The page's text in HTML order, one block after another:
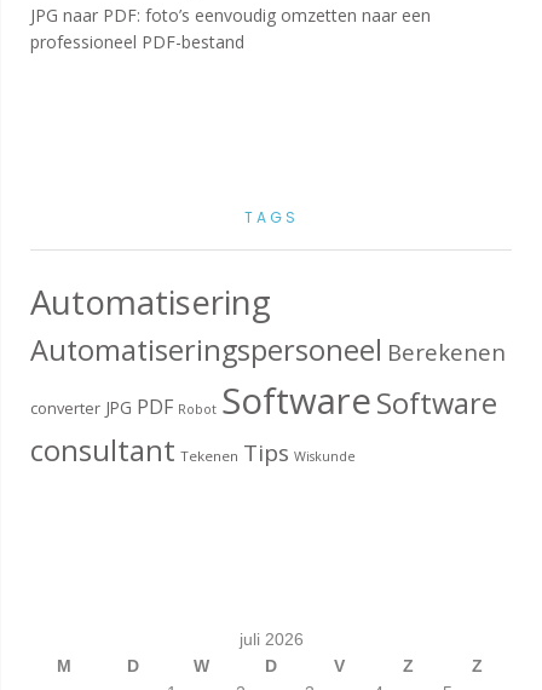
JPG naar PDF: foto’s eenvoudig omzetten naar een
professioneel PDF-bestand
TAGS
Automatisering
Automatiseringspersoneel Berekenen
converter JPG PDF Robot SoftwareSoftware
consultant Tekenen Tips Wiskunde
juli 2026
M
D W D V Z
Z